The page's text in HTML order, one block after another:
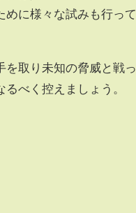
めに様々な試みも行って
を取り未知の脅威と戦っ
べく控えましょう。